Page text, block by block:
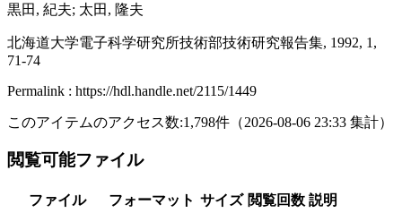
黒田, 紀夫; 太田, 隆夫
北海道大学電子科学研究所技術部技術研究報告集, 1992, 1,
71-74
Permalink : https://hdl.handle.net/2115/1449
このアイテムのアクセス数:1,798件 （2026-08-06 23:33 集計）
閲覧可能ファイル
ファイル フォーマット サイズ 閲覧回数 説明